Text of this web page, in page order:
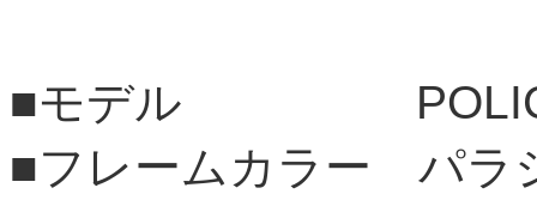
■モデル
■フレームカラー パラ